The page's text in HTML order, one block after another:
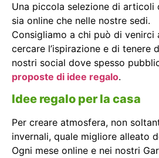
Una piccola selezione di
sia online che nelle nostre sedi.
Consigliamo a chi può di venirci
cercare l’ispirazione e di tenere
nostri social dove spesso
proposte di idee regalo.
Idee regalo per la casa
Per creare atmosfera, non
invernali, quale migliore alleato
Ogni mese online e nei nostri